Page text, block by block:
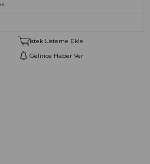
İstek Listeme Ekle
Gelince Haber Ver